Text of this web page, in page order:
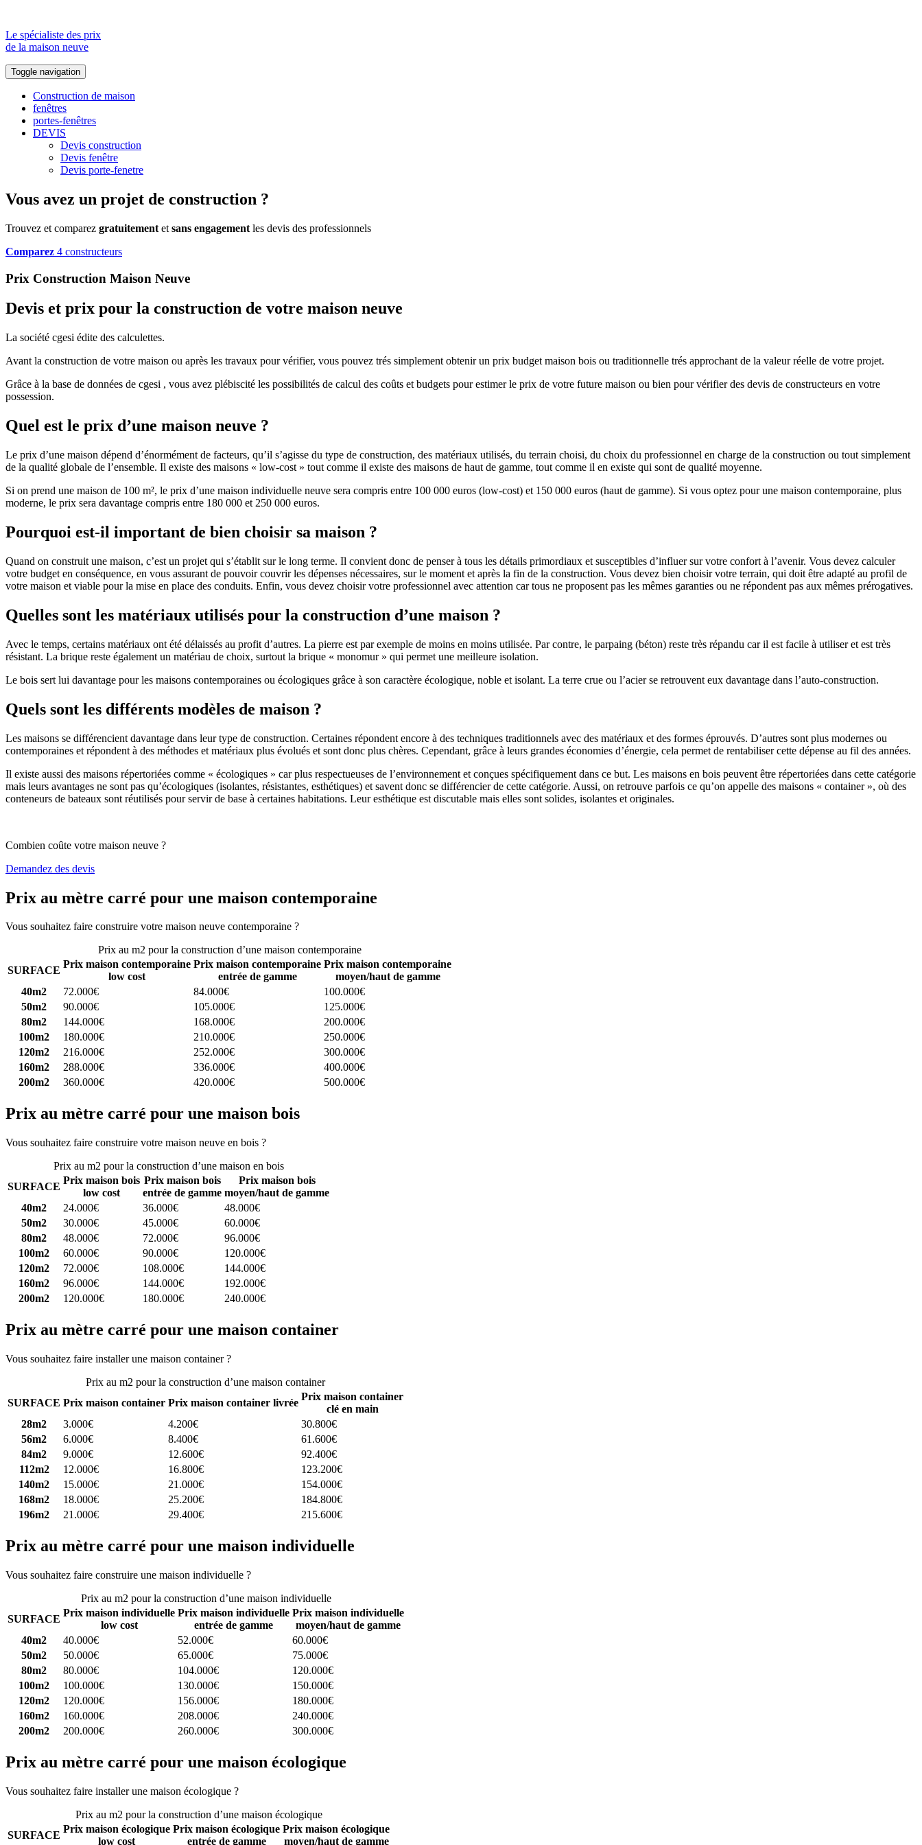
Le spécialiste des prix
de la maison neuve
Toggle navigation
Construction de maison
fenêtres
portes-fenêtres
DEVIS
Devis construction
Devis fenêtre
Devis porte-fenetre
Vous avez un projet de construction ?
Trouvez et comparez gratuitement et sans engagement les devis des professionnels
Comparez 4 constructeurs
Prix Construction Maison Neuve
Devis et prix pour la construction de votre maison neuve
La société cgesi édite des calculettes.
Avant la construction de votre maison ou après les travaux pour vérifier, vous pouvez trés simplement obtenir un prix budget maison bois ou traditionnelle trés approchant de la valeur réelle de votre projet.
Grâce à la base de données de cgesi , vous avez plébiscité les possibilités de calcul des coûts et budgets pour estimer le prix de votre future maison ou bien pour vérifier des devis de constructeurs en votre
possession.
Quel est le prix d’une maison neuve ?
Le prix d’une maison dépend d’énormément de facteurs, qu’il s’agisse du type de construction, des matériaux utilisés, du terrain choisi, du choix du professionnel en charge de la construction ou tout simplement
de la qualité globale de l’ensemble. Il existe des maisons « low-cost » tout comme il existe des maisons de haut de gamme, tout comme il en existe qui sont de qualité moyenne.
Si on prend une maison de 100 m², le prix d’une maison individuelle neuve sera compris entre 100 000 euros (low-cost) et 150 000 euros (haut de gamme). Si vous optez pour une maison contemporaine, plus
moderne, le prix sera davantage compris entre 180 000 et 250 000 euros.
Pourquoi est-il important de bien choisir sa maison ?
Quand on construit une maison, c’est un projet qui s’établit sur le long terme. Il convient donc de penser à tous les détails primordiaux et susceptibles d’influer sur votre confort à l’avenir. Vous devez calculer
votre budget en conséquence, en vous assurant de pouvoir couvrir les dépenses nécessaires, sur le moment et après la fin de la construction. Vous devez bien choisir votre terrain, qui doit être adapté au profil de
votre maison et viable pour la mise en place des conduits. Enfin, vous devez choisir votre professionnel avec attention car tous ne proposent pas les mêmes garanties ou ne répondent pas aux mêmes prérogatives.
Quelles sont les matériaux utilisés pour la construction d’une maison ?
Avec le temps, certains matériaux ont été délaissés au profit d’autres. La pierre est par exemple de moins en moins utilisée. Par contre, le parpaing (béton) reste très répandu car il est facile à utiliser et est très
résistant. La brique reste également un matériau de choix, surtout la brique « monomur » qui permet une meilleure isolation.
Le bois sert lui davantage pour les maisons contemporaines ou écologiques grâce à son caractère écologique, noble et isolant. La terre crue ou l’acier se retrouvent eux davantage dans l’auto-construction.
Quels sont les différents modèles de maison ?
Les maisons se différencient davantage dans leur type de construction. Certaines répondent encore à des techniques traditionnels avec des matériaux et des formes éprouvés. D’autres sont plus modernes ou
contemporaines et répondent à des méthodes et matériaux plus évolués et sont donc plus chères. Cependant, grâce à leurs grandes économies d’énergie, cela permet de rentabiliser cette dépense au fil des années.
Il existe aussi des maisons répertoriées comme « écologiques » car plus respectueuses de l’environnement et conçues spécifiquement dans ce but. Les maisons en bois peuvent être répertoriées dans cette catégorie
mais leurs avantages ne sont pas qu’écologiques (isolantes, résistantes, esthétiques) et savent donc se différencier de cette catégorie. Aussi, on retrouve parfois ce qu’on appelle des maisons « container », où des
conteneurs de bateaux sont réutilisés pour servir de base à certaines habitations. Leur esthétique est discutable mais elles sont solides, isolantes et originales.
Combien coûte votre maison neuve ?
Demandez des devis
Prix au mètre carré pour une maison contemporaine
Vous souhaitez faire construire votre maison neuve contemporaine ?
Prix au m2 pour la construction d’une maison contemporaine
SURFACE
Prix maison contemporaine
low cost
Prix maison contemporaine
entrée de gamme
Prix maison contemporaine
moyen/haut de gamme
40m2
72.000€ 84.000€
100.000€
50m2
90.000€ 105.000€
125.000€
80m2
144.000€ 168.000€
200.000€
100m2
180.000€ 210.000€
250.000€
120m2
216.000€ 252.000€
300.000€
160m2
288.000€ 336.000€
400.000€
200m2
360.000€ 420.000€ 500.000€
Prix au mètre carré pour une maison bois
Vous souhaitez faire construire votre maison neuve en bois ?
Prix au m2 pour la construction d’une maison en bois
SURFACE
Prix maison bois
low cost
Prix maison bois
entrée de gamme
Prix maison bois
moyen/haut de gamme
40m2
24.000€ 36.000€
48.000€
50m2
30.000€ 45.000€
60.000€
80m2
48.000€ 72.000€
96.000€
100m2
60.000€ 90.000€
120.000€
120m2
72.000€ 108.000€
144.000€
160m2
96.000€ 144.000€
192.000€
200m2
120.000€ 180.000€ 240.000€
Prix au mètre carré pour une maison container
Vous souhaitez faire installer une maison container ?
Prix au m2 pour la construction d’une maison container
SURFACE Prix maison container Prix maison container livrée
Prix maison container
clé en main
28m2
3.000€ 4.200€
30.800€
56m2
6.000€ 8.400€
61.600€
84m2
9.000€ 12.600€
92.400€
112m2
12.000€ 16.800€
123.200€
140m2
15.000€ 21.000€
154.000€
168m2
18.000€ 25.200€
184.800€
196m2
21.000€ 29.400€ 215.600€
Prix au mètre carré pour une maison individuelle
Vous souhaitez faire construire une maison individuelle ?
Prix au m2 pour la construction d’une maison individuelle
SURFACE
Prix maison individuelle
low cost
Prix maison individuelle
entrée de gamme
Prix maison individuelle
moyen/haut de gamme
40m2
40.000€ 52.000€
60.000€
50m2
50.000€ 65.000€
75.000€
80m2
80.000€ 104.000€
120.000€
100m2
100.000€ 130.000€
150.000€
120m2
120.000€ 156.000€
180.000€
160m2
160.000€ 208.000€
240.000€
200m2
200.000€ 260.000€ 300.000€
Prix au mètre carré pour une maison écologique
Vous souhaitez faire installer une maison écologique ?
Prix au m2 pour la construction d’une maison écologique
SURFACE
Prix maison écologique
low cost
Prix maison écologique
entrée de gamme
Prix maison écologique
moyen/haut de gamme